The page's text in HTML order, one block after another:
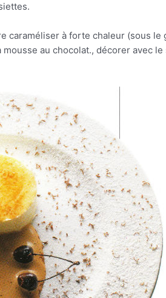
caraméliser à forte chaleur (sous le
au chocolat., décorer avec le